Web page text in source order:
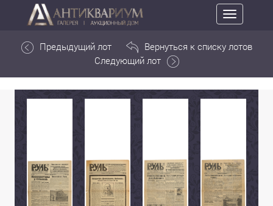
Toggle
navigation
Предыдущий лот
Вернуться к списку лотов
Следующий лот